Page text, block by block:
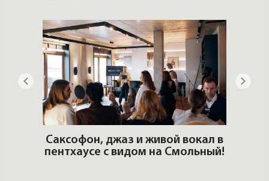
Саксофон, джаз и живой вокал в
пентхаусе с видом на Смольный!